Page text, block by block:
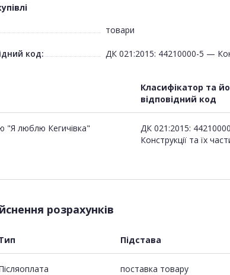
товари
код: ДК 021:2015: 44210000-5 —
Класифікатор та
відповідний код
"Я люблю Кегичівка"
ДК 021:2015:
Конструкції та їх
розрахунків
Підстава
поставка товару